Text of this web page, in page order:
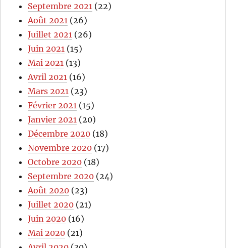
Septembre 2021 (22)
Août 2021 (26)
Juillet 2021 (26)
Juin 2021 (15)
Mai 2021 (13)
Avril 2021 (16)
Mars 2021 (23)
Février 2021 (15)
Janvier 2021 (20)
Décembre 2020 (18)
Novembre 2020 (17)
Octobre 2020 (18)
Septembre 2020 (24)
Août 2020 (23)
Juillet 2020 (21)
Juin 2020 (16)
Mai 2020 (21)